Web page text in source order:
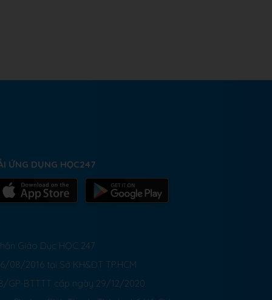
ỨNG DỤNG HỌC247
Giáo Dục HỌC 247
08/2016 tại Sở KH&ĐT TP.HCM
GP-BTTTT cấp ngày 29/12/2020